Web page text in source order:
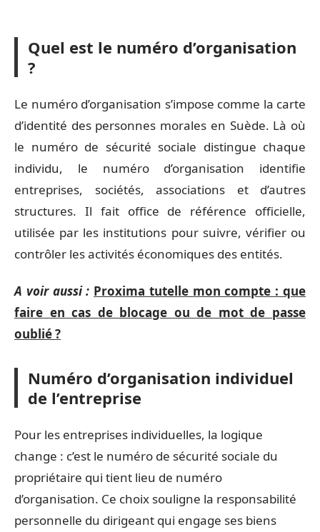
Quel est le numéro d’organisation
?
Le numéro d’organisation s’impose comme la carte
d’identité des personnes morales en Suède. Là où
le numéro de sécurité sociale distingue chaque
individu, le numéro d’organisation identifie
entreprises, sociétés, associations et d’autres
structures. Il fait office de référence officielle,
utilisée par les institutions pour suivre, vérifier ou
contrôler les activités économiques des entités.
A voir aussi : Proxima tutelle mon compte : que
faire en cas de blocage ou de mot de passe
oublié ?
Numéro d’organisation individuel
de l’entreprise
Pour les entreprises individuelles, la logique
change : c’est le numéro de sécurité sociale du
propriétaire qui tient lieu de numéro
d’organisation. Ce choix souligne la responsabilité
personnelle du dirigeant qui engage ses biens